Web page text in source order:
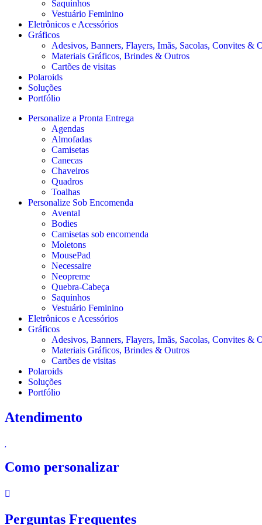
Saquinhos
Vestuário Feminino
Eletrônicos e Acessórios
Gráficos
Adesivos, Banners, Flayers, Imãs, Sacolas, Convites &
Materiais Gráficos, Brindes & Outros
Cartões de visitas
Polaroids
Soluções
Portfólio
Personalize a Pronta Entrega
Agendas
Almofadas
Camisetas
Canecas
Chaveiros
Quadros
Toalhas
Personalize Sob Encomenda
Avental
Bodies
Camisetas sob encomenda
Moletons
MousePad
Necessaire
Neopreme
Quebra-Cabeça
Saquinhos
Vestuário Feminino
Eletrônicos e Acessórios
Gráficos
Adesivos, Banners, Flayers, Imãs, Sacolas, Convites &
Materiais Gráficos, Brindes & Outros
Cartões de visitas
Polaroids
Soluções
Portfólio
Atendimento
Como personalizar
Perguntas Frequentes